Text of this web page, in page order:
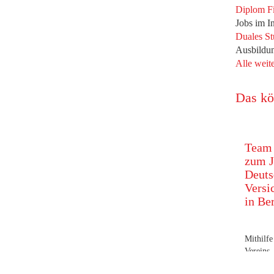
statt.
Für
Gerrit-
den
sich
Diplom
Jobs im
Duales
Alle
Das
zum
in
Mithilfe